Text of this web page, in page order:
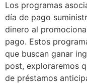
Los programas
día de pago
dinero al
pago. Estos
que buscan ganar
post, exploraremos
de préstamos